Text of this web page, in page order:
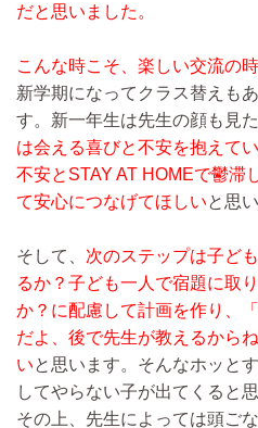
だと思いました。
こんな時こそ、楽しい交流の
新学期になってクラス替えも
す。新一年生は先生の顔も見
は会える喜びと不安を抱えて
不安とSTAY AT HOMEで鬱滞
て安心につなげてほしいと思
そして、 次のステップは子ど
るか？子ども一人で宿題に取
か？に配慮して計画を作り、
だよ、後で先生が教えるから
いと思います。そんなホッと
してやらない子が出てくると
その上、先生によっては頭ご